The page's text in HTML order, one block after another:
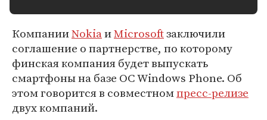
КомпанииNokiaиMicrosoftзаключили
соглашение о партнерстве, по которому
финская компания будет выпускать
смартфоны на базе ОС Windows Phone. Об
этом говорится в совместномпресс-релизе
двух компаний.